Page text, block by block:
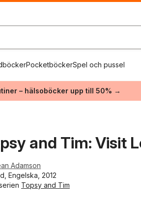
PocketböckerSpel och pussel
– hälsoböcker upp till 50% →
and Tim: Visit
Adamson
Engelska, 2012
Topsy and Tim